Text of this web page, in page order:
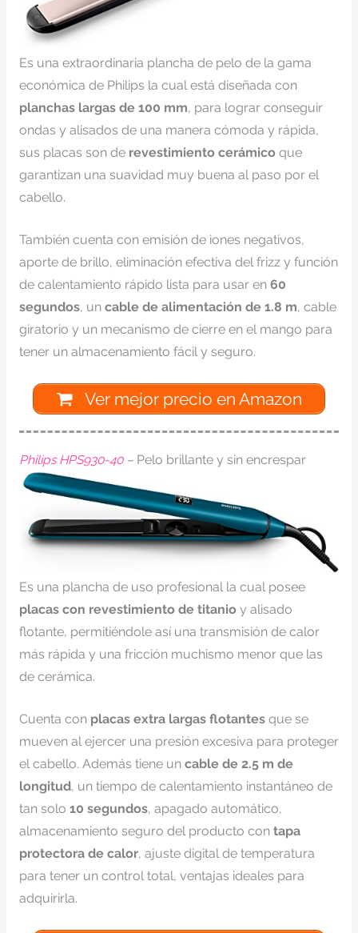
Es una extraordinaria plancha de pelo de la gama
económica de Philips la cual está diseñada con
planchas largas de 100 mm, para lograr conseguir
ondas y alisados de una manera cómoda y rápida,
sus placas son de revestimiento cerámicoque
garantizan una suavidad muy buena al paso por el
cabello.
También cuenta con emisión de iones negativos,
aporte de brillo, eliminación efectiva del frizz y función
de calentamiento rápido lista para usar en 60
segundos, un cable de alimentación de 1.8 m, cable
giratorio y un mecanismo de cierre en el mango para
tener un almacenamiento fácil y seguro.
Ver mejor precio en Amazon
Philips HPS930-40– Pelo brillante y sin encrespar
Es una plancha de uso profesional la cual posee
placas con revestimiento de titanioy alisado
flotante, permitiéndole así una transmisión de calor
más rápida y una fricción muchismo menor que las
de cerámica.
Cuenta conplacas extra largas flotantesque se
mueven al ejercer una presión excesiva para proteger
el cabello. Además tiene un cable de 2.5 m de
longitud, un tiempo de calentamiento instantáneo de
tan solo 10 segundos, apagado automático,
almacenamiento seguro del producto con tapa
protectora de calor, ajuste digital de temperatura
para tener un control total, ventajas ideales para
adquirirla.